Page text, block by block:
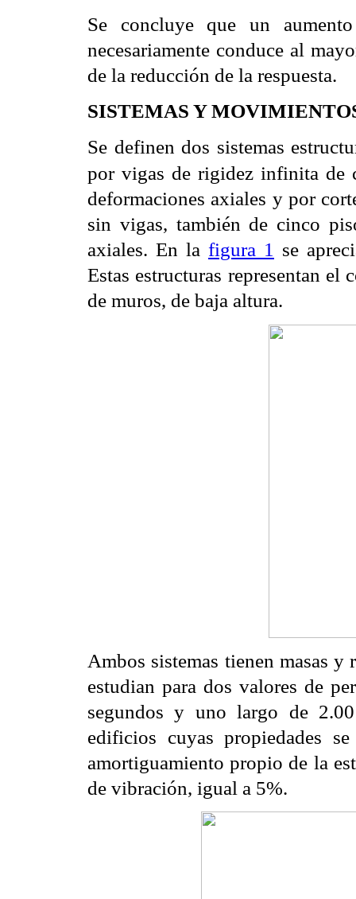
Se concluye que un
necesariamente conduce al
de la reducción de la respuesta.
SISTEMAS Y
Se definen dos sistemas
por vigas de rigidez infinita de
deformaciones axiales y por
sin vigas, también de cinco
axiales. En la figura 1 se
Estas estructuras representan el
de muros, de baja altura.
Ambos sistemas tienen masas
estudian para dos valores de
segundos y uno largo de
edificios cuyaspropiedades
amortiguamiento propio de la
de vibración, igual a 5%.